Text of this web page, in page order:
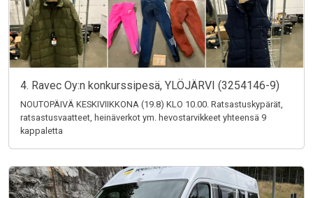
4. Ravec Oy:n konkurssipesä, YLÖJÄRVI (3254146-9)
NOUTOPÄIVÄ KESKIVIIKKONA (19.8) KLO 10.00. Ratsastuskypärät,
ratsastusvaatteet, heinäverkot ym. hevostarvikkeet yhteensä 9
kappaletta